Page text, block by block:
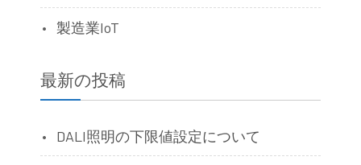
製造業IoT
最新の投稿
DALI照明の下限値設定について